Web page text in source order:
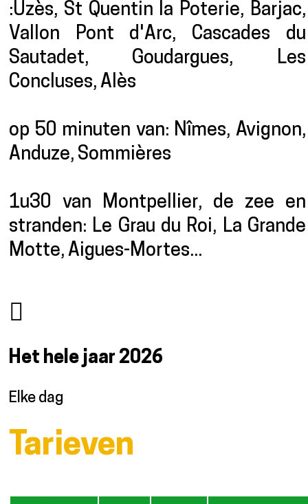
:Uzès, St Quentin la Poterie, Barjac,
Vallon Pont d'Arc, Cascades du
Sautadet, Goudargues, Les
Concluses, Alès
op 50 minuten van: Nîmes, Avignon,
Anduze, Sommières
1u30 van Montpellier, de zee en
stranden: Le Grau du Roi, La Grande
Motte, Aigues-Mortes...
Het hele jaar 2026
Elke dag
Tarieven